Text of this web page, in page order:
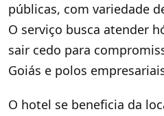
públicas, com variedade
O serviço busca atender
sair cedo para
Goiás e polos
O hotel se beneficia da